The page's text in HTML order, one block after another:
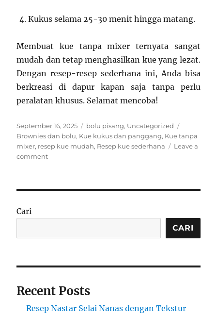
Kukus selama 25-30 menit hingga matang.
Membuat kue tanpa mixer ternyata sangat
mudah dan tetap menghasilkan kue yang lezat.
Dengan resep-resep sederhana ini, Anda bisa
berkreasi di dapur kapan saja tanpa perlu
peralatan khusus. Selamat mencoba!
Posted
on
September 16, 2025 Categories
bolu pisang, Uncategorized
Brownies dan bolu, Kue kukus dan panggang, Kue tanpa
mixer, resep kue mudah, Resep kue sederhana
Leave a
commenton
Mudah
Lezat
Cari
CARI
Recent Posts
Resep Nastar Selai Nanas dengan Tekstur